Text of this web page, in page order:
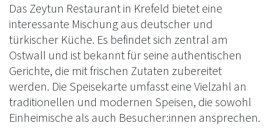
Das Zeytun Restaurant in Krefeld bietet eine
interessante Mischung aus deutscher und
türkischer Küche. Es befindet sich zentral am
Ostwall und ist bekannt für seine authentischen
Gerichte, die mit frischen Zutaten zubereitet
werden. Die Speisekarte umfasst eine Vielzahl an
traditionellen und modernen Speisen, die sowohl
Einheimische als auch Besucher:innen ansprechen.